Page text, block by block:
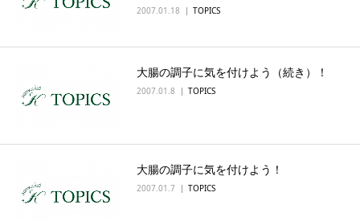
2007.01.18 TOPICS
大腸の調子に気を付けよう（続き）！
2007.01.8 TOPICS
大腸の調子に気を付けよう！
2007.01.7 TOPICS